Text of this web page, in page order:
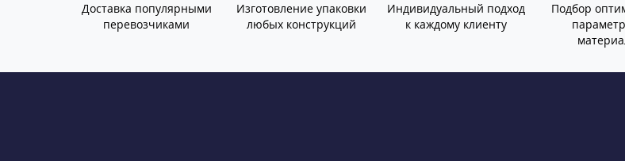
Доставка популярными
перевозчиками
Изготовление упаковки
любых конструкций
Индивидуальный подход
к каждому клиенту
Подбор